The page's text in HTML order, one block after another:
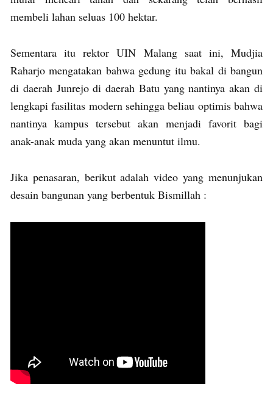
membeli lahan seluas 100 hektar.
Sementara itu rektor UIN Malang saat ini, Mudjia
Raharjo mengatakan bahwa gedung itu bakal di bangun
di daerah Junrejo di daerah Batu yang nantinya akan di
lengkapi fasilitas modern sehingga beliau optimis bahwa
nantinya kampus tersebut akan menjadi favorit bagi
anak-anak muda yang akan menuntut ilmu.
Jika penasaran, berikut adalah video yang menunjukan
desain bangunan yang berbentuk Bismillah :